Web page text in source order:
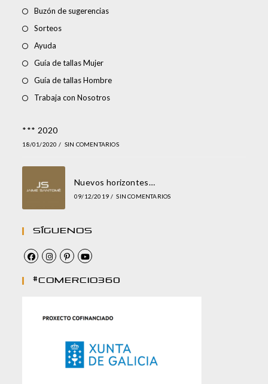
Buzón de sugerencias
Sorteos
Ayuda
Guía de tallas Mujer
Guía de tallas Hombre
Trabaja con Nosotros
*** 2020
18/01/2020 / SIN COMENTARIOS
Nuevos horizontes…
09/12/2019 / SIN COMENTARIOS
Síguenos
#comercio360